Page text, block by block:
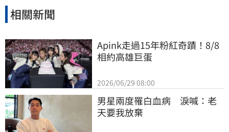
相關新聞
Apink走過15年粉紅奇蹟！8/8
相約高雄巨蛋
2026/06/29 08:00
男星兩度罹白血病　淚喊：老
天要我放棄